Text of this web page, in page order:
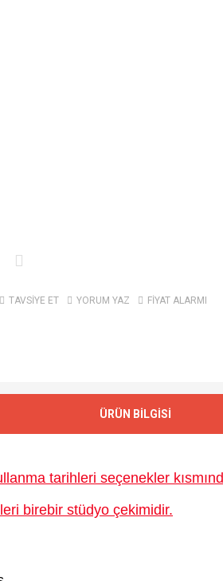
TAVSİYE ET YORUM YAZ FİYAT ALARMI
ÜRÜN BİLGİSİ
tarihleri seçenekler
birebir stüdyo çekimidir.